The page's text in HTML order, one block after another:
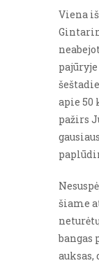
Viena
apie 50
pažirs
šiame
bangas
auksas,